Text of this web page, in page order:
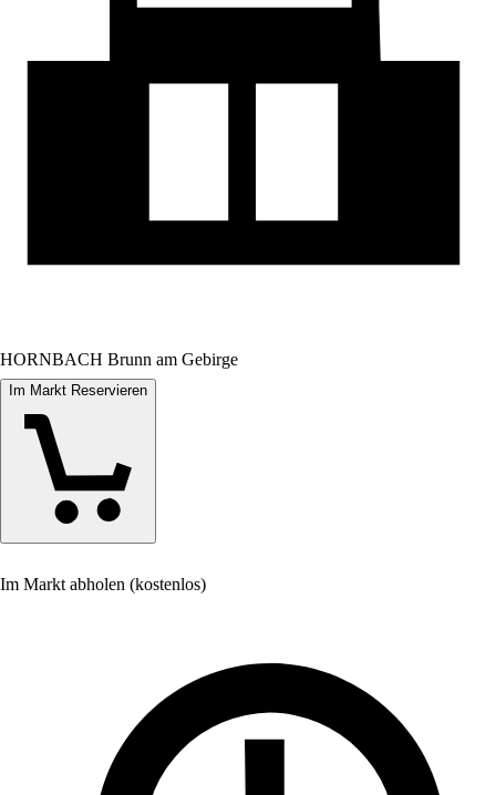
HORNBACH Brunn am Gebirge
Im Markt Reservieren
Im Markt abholen (kostenlos)